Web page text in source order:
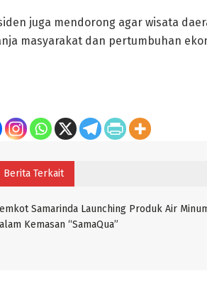
juga mendorong agar wisata
masyarakat dan pertumbuhan
Berita Terkait
Samarinda Launching Produk Air
Kemasan “SamaQua”